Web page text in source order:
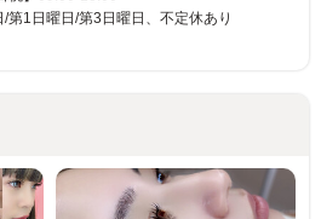
第1日曜日/第3日曜日、不定休あり